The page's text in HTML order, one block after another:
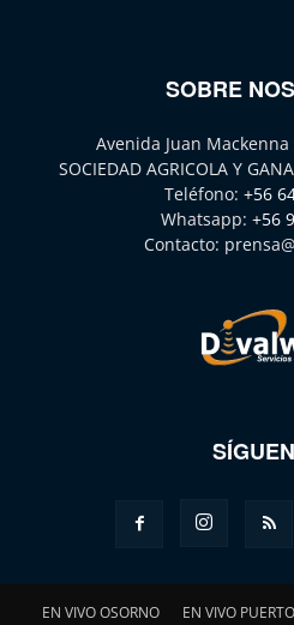
SOBRE
Avenida Juan
SOCIEDAD AGRICOLA Y
Teléfono: +56
Whatsapp: +56
Contacto:
EN VIVO OSORNO EN VIVO